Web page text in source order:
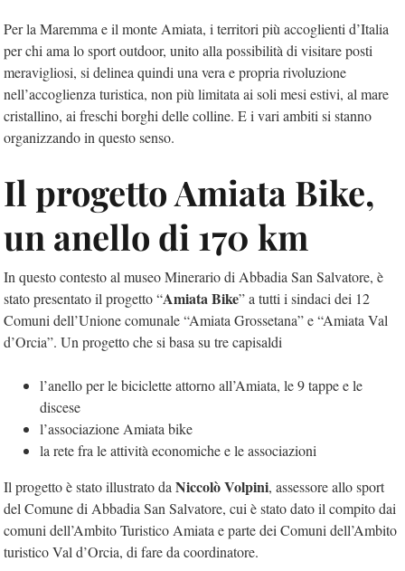
Per la Maremma e il monte Amiata, i territori più accoglienti d’Italia
per chi ama lo sport outdoor, unito alla possibilità di visitare posti
meravigliosi, si delinea quindi una vera e propria rivoluzione
nell’accoglienza turistica, non più limitata ai soli mesi estivi, al mare
cristallino, ai freschi borghi delle colline. E i vari ambiti si stanno
organizzando in questo senso.
Il progetto Amiata Bike,
un anello di 170 km
In questo contesto al museo Minerario di Abbadia San Salvatore, è
stato presentato il progetto “Amiata Bike” a tutti i sindaci dei 12
Comuni dell’Unione comunale “Amiata Grossetana” e “Amiata Val
d’Orcia”. Un progetto che si basa su tre capisaldi
l’anello per le biciclette attorno all’Amiata, le 9 tappe e le
discese
l’associazione Amiata bike
la rete fra le attività economiche e le associazioni
Il progetto è stato illustrato da Niccolò Volpini, assessore allo sport
del Comune di Abbadia San Salvatore, cui è stato dato il compito dai
comuni dell’Ambito Turistico Amiata e parte dei Comuni dell’Ambito
turistico Val d’Orcia, di fare da coordinatore.